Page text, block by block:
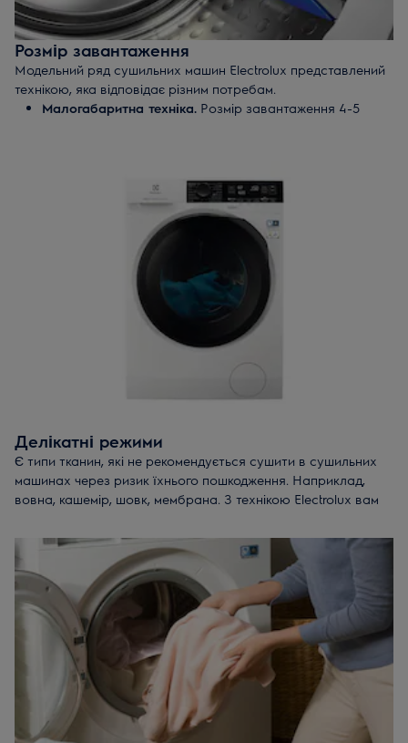
Розмір завантаження
Модельний ряд сушильних машин Electrolux представлений
технікою, яка відповідає різним потребам.
Малогабаритна техніка. Розмір завантаження 4-5
на 5-7 кілограмів білизни. Підходить для тих, хто сушить
Сушильні барабани на 9 кілограмів білизни.
техніка розрахована на велику сім'ю, коли сушити
потрібно багато речей за 1 раз.
Делікатні режими
Є типи тканин, які не рекомендується сушити в сушильних
машинах через ризик їхнього пошкодження. Наприклад,
вовна, кашемір, шовк, мембрана. З технікою Electrolux вам
адаптивне обертання барабану і спеціальна технологія
низькотемпературного сушіння (білизна сушиться при 55°С)
дозволяють забезпечити одягу першокласний догляд.
Крім того, сушильні машини бренду мають сертифікат
Woolmark Blue. Це значить, що сушити в них можна навіть
вовняні речі, які призначені лише для ручного догляду.